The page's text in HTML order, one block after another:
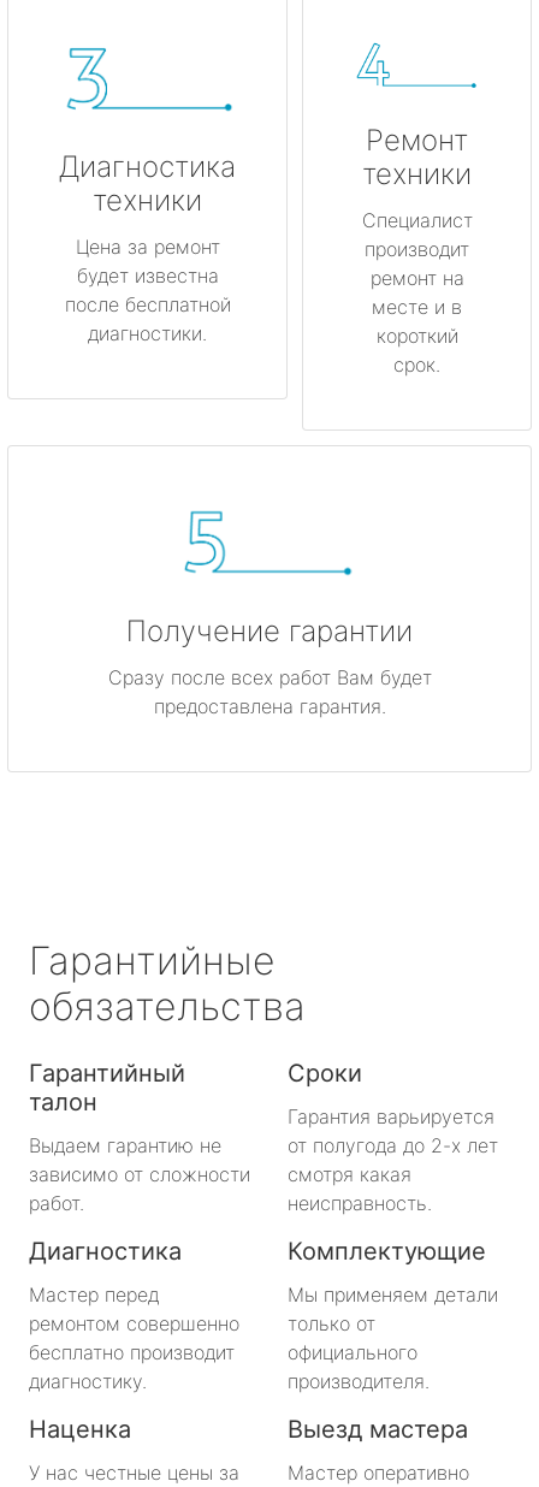
Диагностика
техники
Цена за ремонт
будет известна
после бесплатной
диагностики.
Ремонт
техники
Специалист
производит
ремонт на
месте и в
короткий
срок.
Получение гарантии
Сразу после всех работ Вам будет
предоставлена гарантия.
Гарантийные
обязательства
Гарантийный
талон
Выдаем гарантию не
зависимо от сложности
работ.
Сроки
Гарантия варьируется
от полугода до 2-х лет
смотря какая
неисправность.
Диагностика
Мастер перед
ремонтом совершенно
бесплатно производит
диагностику.
Комплектующие
Мы применяем детали
только от
официального
производителя.
Наценка
У нас честные цены за
Выезд мастера
Мастер оперативно